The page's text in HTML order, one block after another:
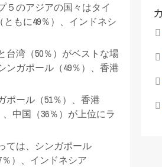
５のアジアの国々はタイ
ともに49％）、インドネシ
台湾（50％）がベストな場
ガポール（49％）、香港
ポール（51％）、香港
、中国（36％）が上位にラ
ては、シンガポール
％）、インドネシア